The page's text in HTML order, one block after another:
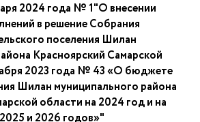
2024 года № 1"О внесении
в решение Собрания
поселения Шилан
Красноярский Самарской
2023 года № 43 «О бюджете
Шилан муниципального района
области на 2024 год и на
и 2026 годов»"